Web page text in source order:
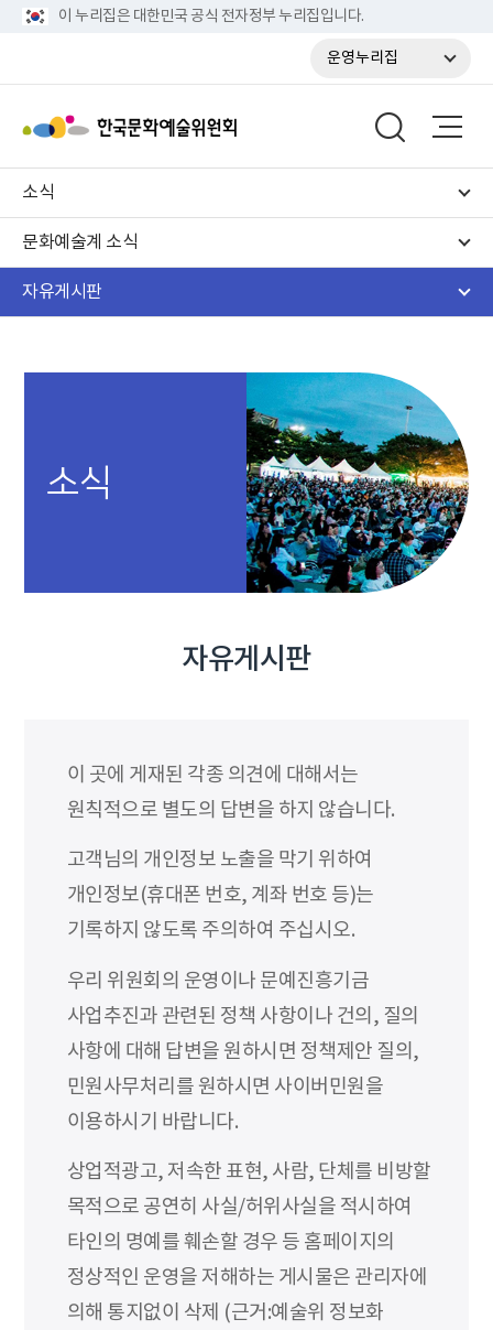
이 누리집은 대한민국 공식 전자정부 누리집입니다.
운영누리집
소식
문화예술계 소식
자유게시판
소식
자유게시판
이 곳에 게재된 각종 의견에 대해서는
원칙적으로 별도의 답변을 하지 않습니다.
고객님의 개인정보 노출을 막기 위하여
개인정보(휴대폰 번호, 계좌 번호 등)는
기록하지 않도록 주의하여 주십시오.
우리 위원회의 운영이나 문예진흥기금
사업추진과 관련된 정책 사항이나 건의, 질의
사항에 대해 답변을 원하시면 정책제안 질의,
민원사무처리를 원하시면 사이버민원을
이용하시기 바랍니다.
상업적광고, 저속한 표현, 사람, 단체를 비방할
목적으로 공연히 사실/허위사실을 적시하여
타인의 명예를 훼손할 경우 등 홈페이지의
정상적인 운영을 저해하는 게시물은 관리자에
의해 통지없이 삭제 (근거:예술위 정보화